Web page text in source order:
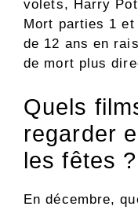
volets, Harry
Mort parties 1
de 12 ans en
de mort plus
Quels
regarder
les fêtes ?
En décembre,